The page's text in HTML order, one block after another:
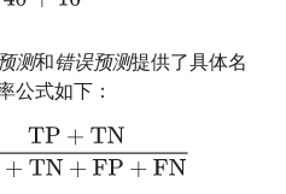
测和错误预测提供了具体名
公式如下：
TP+TN +FP+